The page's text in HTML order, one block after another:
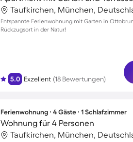
Taufkirchen, München,
Entspannte Ferienwohnung mit Garten in
Rückzugsort in der Natur!
5.0 Exzellent (18 Bewertungen)
Ferienwohnung ∙ 4 Gäste ∙ 1 Schlafzimmer
Wohnung für 4 Personen
Taufkirchen, München,